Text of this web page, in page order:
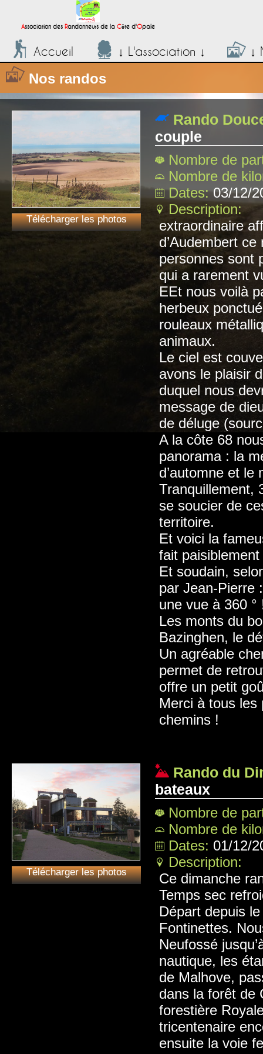
Association des Randonneurs de la Côte d'Opale
Accueil ↓ L'association ↓ ↓
Nos randos
Télécharger les photos
Rando
couple
Nombre de
Nombre de
Dates:03/12/
Description:
extraordinaire
d’Audembert
personnes sont
qui a rarement
EEt nous voilà
herbeux
rouleaux
animaux.
Le ciel est
avons le plaisir
duquel nous
message de
de déluge
A la côte 68
panorama : la
d’automne et le
Tranquillement,
se soucier de
territoire.
Et voici la
fait
Et soudain,
par Jean-Pierre
une vue à 360 °
Les monts du
Bazinghen, le
Un agréable
permet de
offre un petit
Merci à tous
chemins !
Télécharger les photos
Rando du
bateaux
Nombre de
Nombre de
Dates: 01/12/
Description:
Ce dimanche
Temps sec
Départ depuis
Fontinettes.
Neufossé
nautique, les
de Malhove,
dans la forêt de
forestière
tricentenaire
ensuite la voie